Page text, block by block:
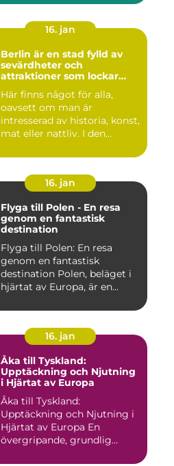
16. jan
Berlin är en stad fylld av
sevärdheter och
attraktioner som lockar
Här finns något för alla,
oavsett om man är
intresserad av historia, konst,
mat eller nattliv. I den...
16. jan
Flyga till Polen - En resa
genom en fantastisk
destination
Flyga till Polen: En resa
genom en fantastisk
destination Polen, beläget i
hjärtat av Europa, är en...
16. jan
Åka till Tyskland:
Upptäckning och Njutning
i Hjärtat av Europa
Åka till Tyskland:
Upptäckning och Njutning i
Hjärtat av Europa En
övergripande, grundlig